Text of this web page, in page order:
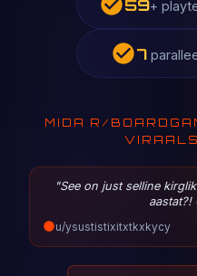
77+
10
MIDA R/
"See on just selline
aastat?!
u/ysustistixitxtkxkycy